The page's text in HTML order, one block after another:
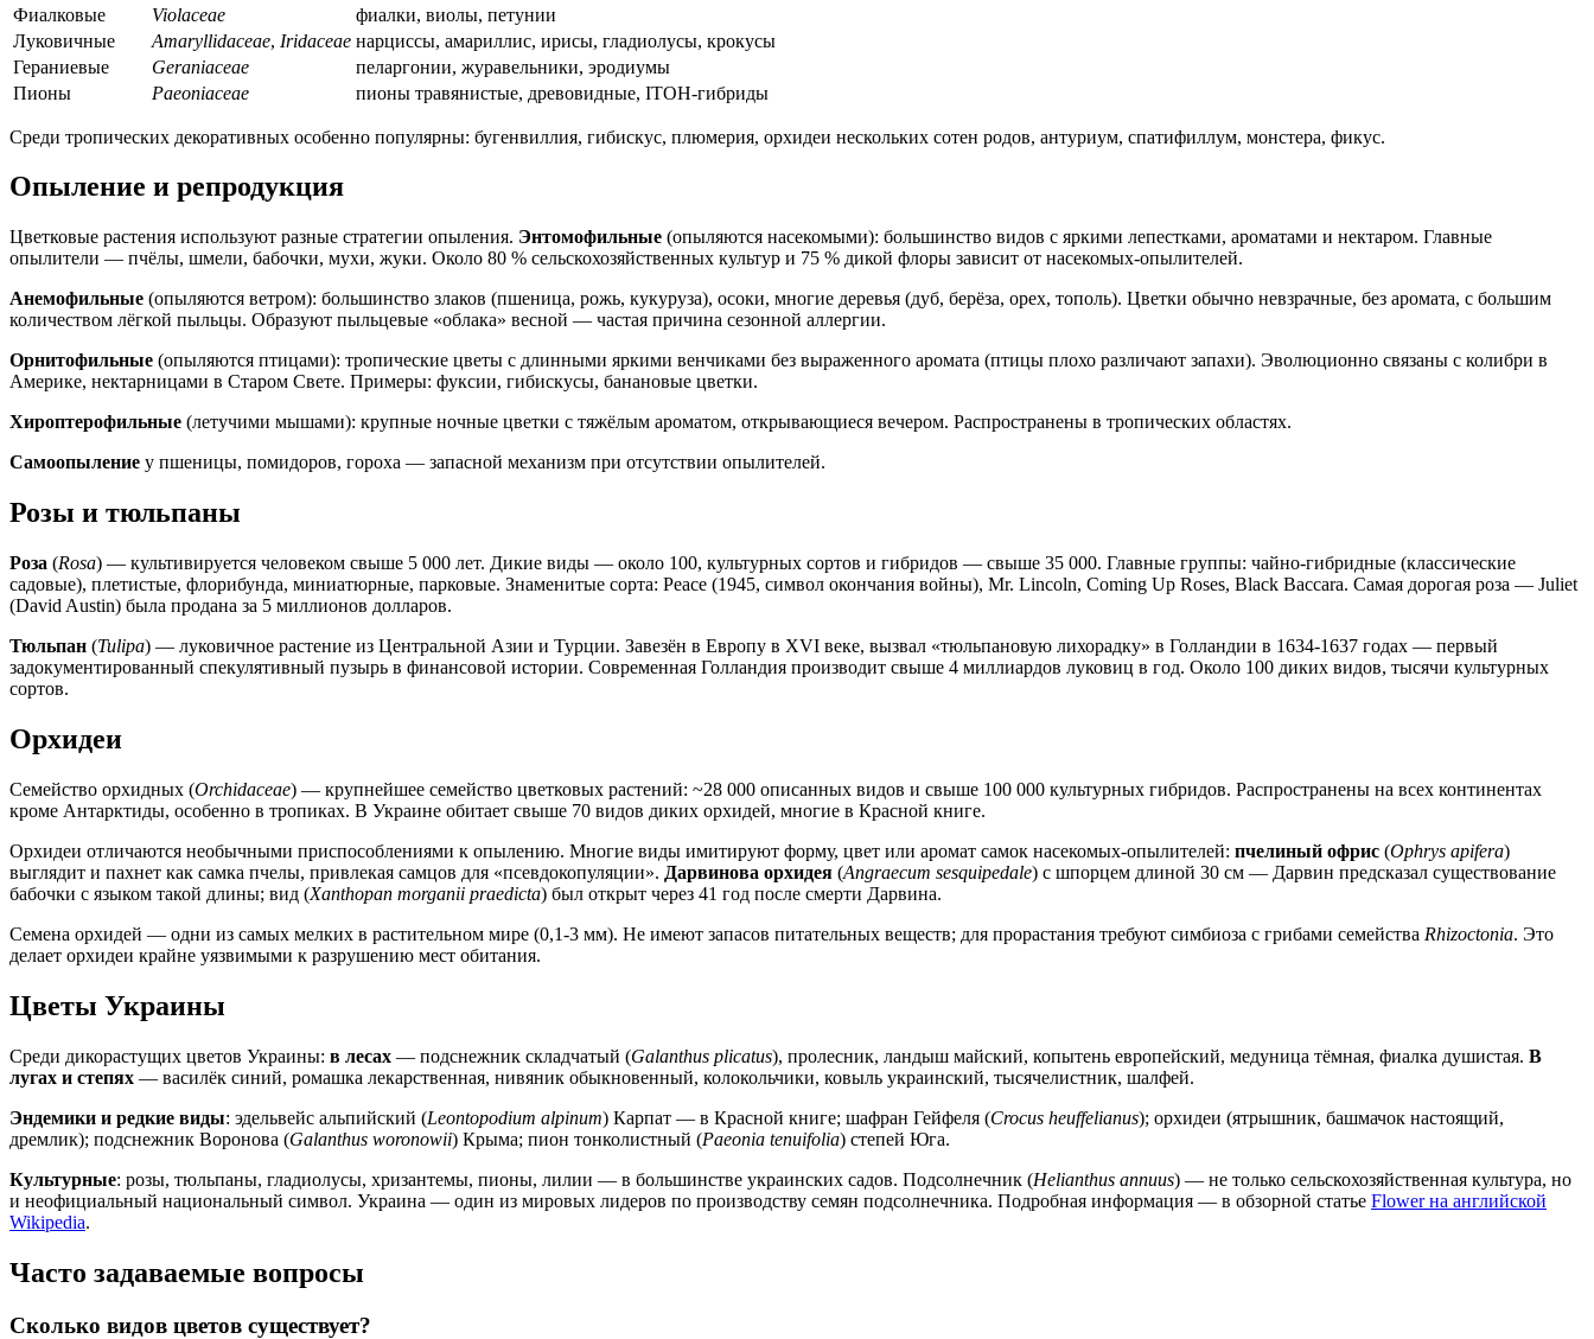
Фиалковые
Violaceae
фиалки, виолы, петунии
Луковичные
Amaryllidaceae, Iridaceae нарциссы, амариллис, ирисы, гладиолусы, крокусы
Гераниевые
Geraniaceae
пеларгонии, журавельники, эродиумы
Пионы
Paeoniaceae пионы травянистые, древовидные, ITOH-гибриды
Среди тропических декоративных особенно популярны: бугенвиллия, гибискус, плюмерия, орхидеи нескольких сотен родов, антуриум, спатифиллум, монстера, фикус.
Опыление и репродукция
Цветковые растения используют разные стратегии опыления. Энтомофильные (опыляются насекомыми): большинство видов с яркими лепестками, ароматами и нектаром. Главные
опылители — пчёлы, шмели, бабочки, мухи, жуки. Около 80 % сельскохозяйственных культур и 75 % дикой флоры зависит от насекомых-опылителей.
Анемофильные (опыляются ветром): большинство злаков (пшеница, рожь, кукуруза), осоки, многие деревья (дуб, берёза, орех, тополь). Цветки обычно невзрачные, без аромата, с большим
количеством лёгкой пыльцы. Образуют пыльцевые «облака» весной — частая причина сезонной аллергии.
Орнитофильные (опыляются птицами): тропические цветы с длинными яркими венчиками без выраженного аромата (птицы плохо различают запахи). Эволюционно связаны с колибри в
Америке, нектарницами в Старом Свете. Примеры: фуксии, гибискусы, банановые цветки.
Хироптерофильные (летучими мышами): крупные ночные цветки с тяжёлым ароматом, открывающиеся вечером. Распространены в тропических областях.
Самоопыление у пшеницы, помидоров, гороха — запасной механизм при отсутствии опылителей.
Розы и тюльпаны
Роза (Rosa) — культивируется человеком свыше 5 000 лет. Дикие виды — около 100, культурных сортов и гибридов — свыше 35 000. Главные группы: чайно-гибридные (классические
садовые), плетистые, флорибунда, миниатюрные, парковые. Знаменитые сорта: Peace (1945, символ окончания войны), Mr. Lincoln, Сoming Up Roses, Black Baccara. Самая дорогая роза — Juliet
(David Austin) была продана за 5 миллионов долларов.
Тюльпан (Tulipa) — луковичное растение из Центральной Азии и Турции. Завезён в Европу в XVI веке, вызвал «тюльпановую лихорадку» в Голландии в 1634-1637 годах — первый
задокументированный спекулятивный пузырь в финансовой истории. Современная Голландия производит свыше 4 миллиардов луковиц в год. Около 100 диких видов, тысячи культурных
сортов.
Орхидеи
Семейство орхидных (Orchidaceae) — крупнейшее семейство цветковых растений: ~28 000 описанных видов и свыше 100 000 культурных гибридов. Распространены на всех континентах
кроме Антарктиды, особенно в тропиках. В Украине обитает свыше 70 видов диких орхидей, многие в Красной книге.
Орхидеи отличаются необычными приспособлениями к опылению. Многие виды имитируют форму, цвет или аромат самок насекомых-опылителей: пчелиный офрис (Ophrys apifera)
выглядит и пахнет как самка пчелы, привлекая самцов для «псевдокопуляции». Дарвинова орхидея (Angraecum sesquipedale) с шпорцем длиной 30 см — Дарвин предсказал существование
бабочки с языком такой длины; вид (Xanthopan morganii praedicta) был открыт через 41 год после смерти Дарвина.
Семена орхидей — одни из самых мелких в растительном мире (0,1-3 мм). Не имеют запасов питательных веществ; для прорастания требуют симбиоза с грибами семейства Rhizoctonia. Это
делает орхидеи крайне уязвимыми к разрушению мест обитания.
Цветы Украины
Среди дикорастущих цветов Украины: в лесах — подснежник складчатый (Galanthus plicatus), пролесник, ландыш майский, копытень европейский, медуница тёмная, фиалка душистая. В
лугах и степях — василёк синий, ромашка лекарственная, нивяник обыкновенный, колокольчики, ковыль украинский, тысячелистник, шалфей.
Эндемики и редкие виды: эдельвейс альпийский (Leontopodium alpinum) Карпат — в Красной книге; шафран Гейфеля (Crocus heuffelianus); орхидеи (ятрышник, башмачок настоящий,
дремлик); подснежник Воронова (Galanthus woronowii) Крыма; пион тонколистный (Paeonia tenuifolia) степей Юга.
Культурные: розы, тюльпаны, гладиолусы, хризантемы, пионы, лилии — в большинстве украинских садов. Подсолнечник (Helianthus annuus) — не только сельскохозяйственная культура, но
и неофициальный национальный символ. Украина — один из мировых лидеров по производству семян подсолнечника. Подробная информация — в обзорной статье Flower на английской
Wikipedia.
Часто задаваемые вопросы
Сколько видов цветов существует?